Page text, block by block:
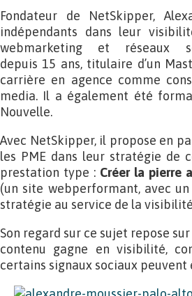
Fondateur de NetSkipper,
indépendants dans leur
webmarketing et réseaux
depuis 15 ans, titulaire d’un
carrière en agence comme
media. Il a également été
Nouvelle.
Avec NetSkipper, il propose en
les PME dans leur stratégie de
prestation type : Créer la pierre
(un site webperformant, avec
stratégie au service de la
Son regard sur ce sujet repose
contenu gagne en visibilité,
certains signaux sociaux